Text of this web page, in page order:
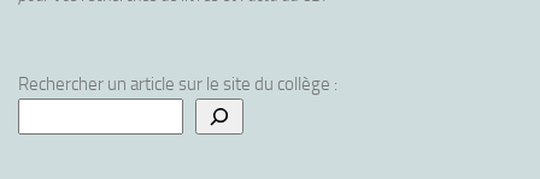
Rechercher un article sur le site du collège :